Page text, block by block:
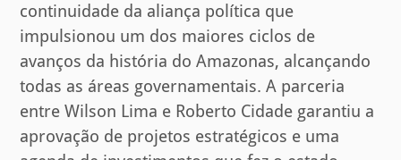
continuidade da aliança política que
impulsionou um dos maiores ciclos de
avanços da história do Amazonas, alcançando
todas as áreas governamentais. A parceria
entre Wilson Lima e Roberto Cidade garantiu a
aprovação de projetos estratégicos e uma